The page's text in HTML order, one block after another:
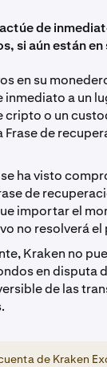
de
si aún están
en su
a un
cripto o un
Frase de
ha visto
de
importar el
no resolverá el
Kraken no
en disputa
de las
de Kraken